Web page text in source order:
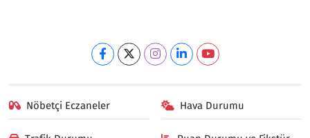
Nöbetçi Eczaneler Hava Durumu